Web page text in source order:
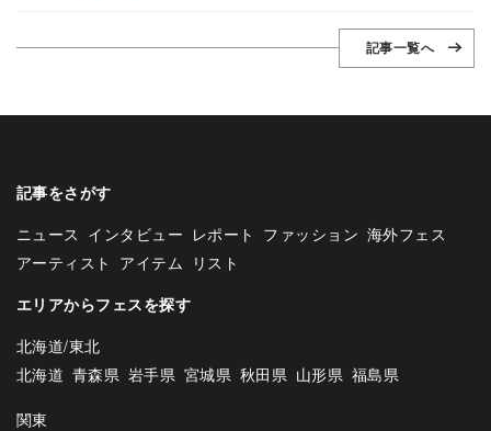
記事一覧へ
記事をさがす
ニュース インタビュー レポート ファッション 海外フェス
アーティスト アイテム
リスト
エリアからフェスを探す
北海道/東北
北海道 青森県 岩手県 宮城県 秋田県 山形県 福島県
関東